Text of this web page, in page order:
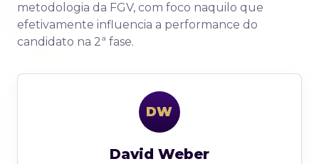
metodologia da FGV, com foco naquilo que
efetivamente influencia a performance do
candidato na 2ª fase.
DW
David Weber